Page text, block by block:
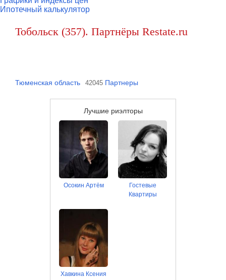
Ипотечный калькулятор
Тобольск (357). Партнёры Restate.ru
Тюменская область 42045 Партнеры
Лучшие риэлторы
Осокин Артём
Гостевые
Квартиры
Хавкина Ксения